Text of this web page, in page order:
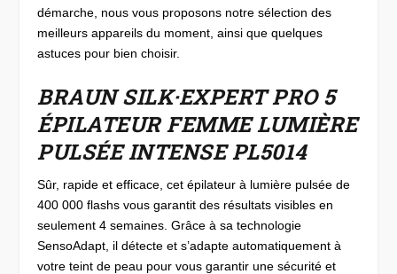
démarche, nous vous proposons notre sélection des
meilleurs appareils du moment, ainsi que quelques
astuces pour bien choisir.
BRAUN SILK·EXPERT PRO 5
ÉPILATEUR FEMME LUMIÈRE
PULSÉE INTENSE PL5014
Sûr, rapide et efficace, cet épilateur à lumière pulsée de
400 000 flashs vous garantit des résultats visibles en
seulement 4 semaines. Grâce à sa technologie
SensoAdapt, il détecte et s’adapte automatiquement à
votre teint de peau pour vous garantir une sécurité et